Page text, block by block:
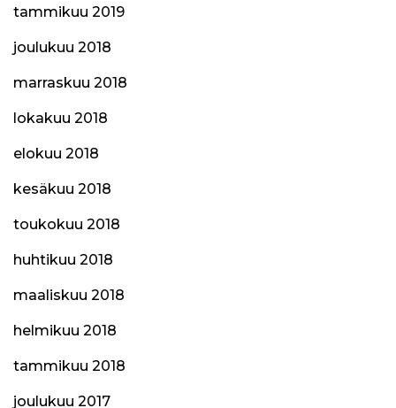
tammikuu 2019
joulukuu 2018
marraskuu 2018
lokakuu 2018
elokuu 2018
kesäkuu 2018
toukokuu 2018
huhtikuu 2018
maaliskuu 2018
helmikuu 2018
tammikuu 2018
joulukuu 2017